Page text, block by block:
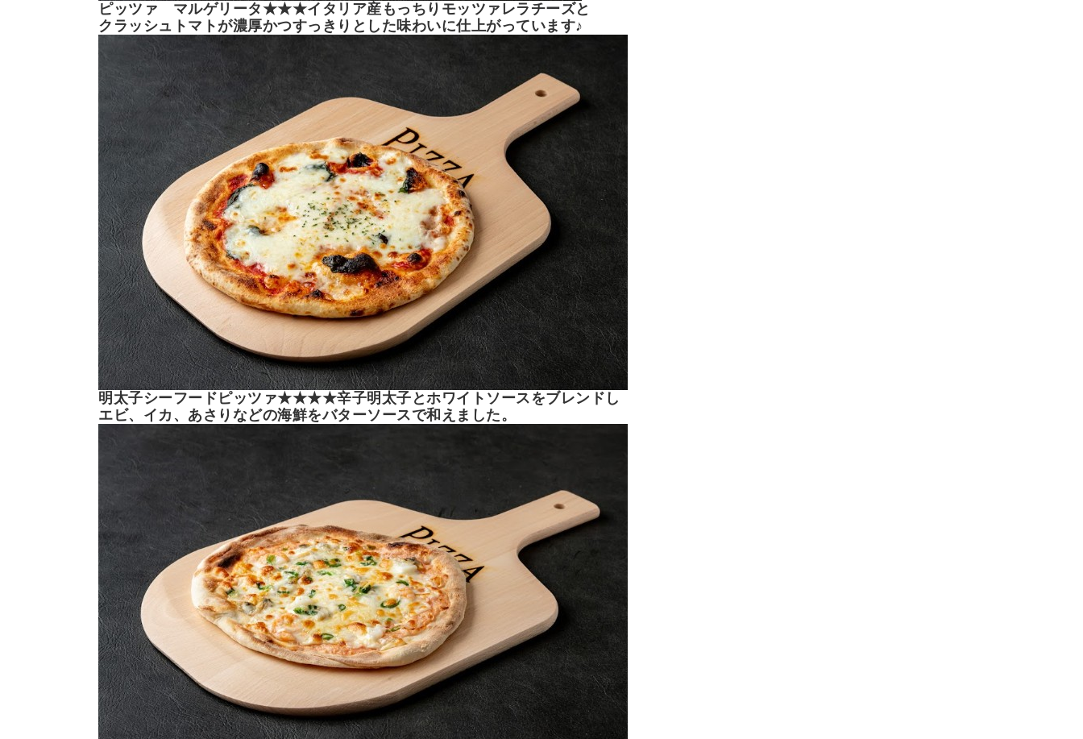
ピッツァ マルゲリータ★★★イタリア産もっちりモッツァレラチーズと
クラッシュトマトが濃厚かつすっきりとした味わいに仕上がっています♪
明太子シーフードピッツァ★★★★辛子明太子とホワイトソースをブレンドし
エビ、イカ、あさりなどの海鮮をバターソースで和えました。